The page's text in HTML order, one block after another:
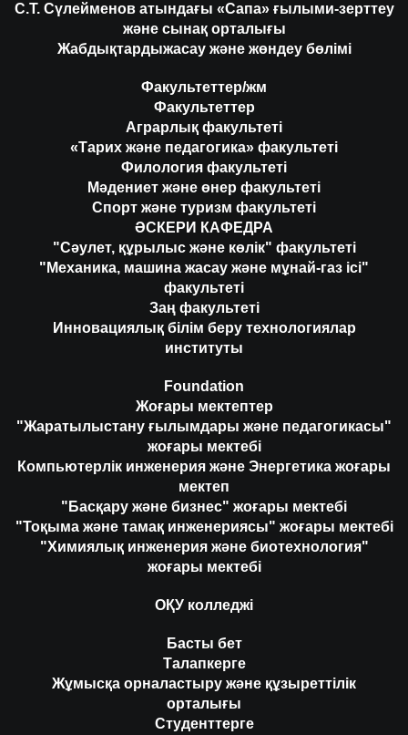
С.Т. Сүлейменов атындағы «Сапа» ғылыми-зерттеу
және сынақ орталығы
Жабдықтардыжасау және жөндеу бөлімі
Факультеттер/жм
Факультеттер
Аграрлық факультеті
«Тарих және педагогика» факультеті
Филология факультеті
Мәдениет және өнер факультеті
Спорт және туризм факультеті
ӘСКЕРИ КАФЕДРА
"Сәулет, құрылыс және көлік" факультеті
"Механика, машина жасау және мұнай-газ ісі"
факультеті
Заң факультеті
Инновациялық білім беру технологиялар
институты
Foundation
Жоғары мектептер
"Жаратылыстану ғылымдары және педагогикасы"
жоғары мектебі
Компьютерлік инженерия және Энергетика жоғары
мектеп
"Басқару және бизнес" жоғары мектебі
"Тоқыма және тамақ инженериясы" жоғары мектебі
"Химиялық инженерия және биотехнология"
жоғары мектебі
ОҚУ колледжі
Басты бет
Талапкерге
Жұмысқа орналастыру және құзыреттілік
орталығы
Студенттерге